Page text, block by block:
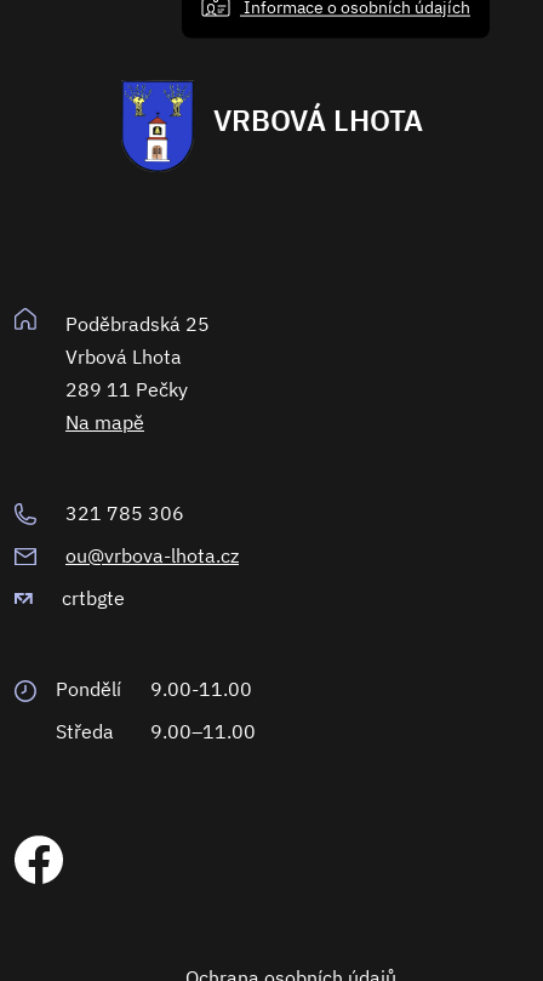
Informace o osobních údajích
VRBOVÁ LHOTA
Poděbradská 25
Vrbová Lhota
289 11 Pečky
Na mapě
321 785 306
ou@vrbova-lhota.cz
crtbgte
Pondělí
9.00-11.00
Středa
9.00–11.00